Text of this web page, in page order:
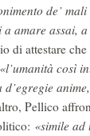
de’
amare assai,
di attestare
«l’umanità così
d’egregie
Pellico
«simile ad